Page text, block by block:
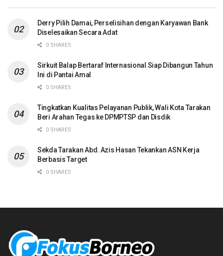
Derry Pilih Damai, Perselisihan dengan Karyawan Bank
Diselesaikan Secara Adat
0 SHARES
Sirkuit Balap Bertaraf Internasional Siap Dibangun Tahun
Ini di Pantai Amal
0 SHARES
Tingkatkan Kualitas Pelayanan Publik, Wali Kota Tarakan
Beri Arahan Tegas ke DPMPTSP dan Disdik
0 SHARES
Sekda Tarakan Abd. Azis Hasan Tekankan ASN Kerja
Berbasis Target
0 SHARES